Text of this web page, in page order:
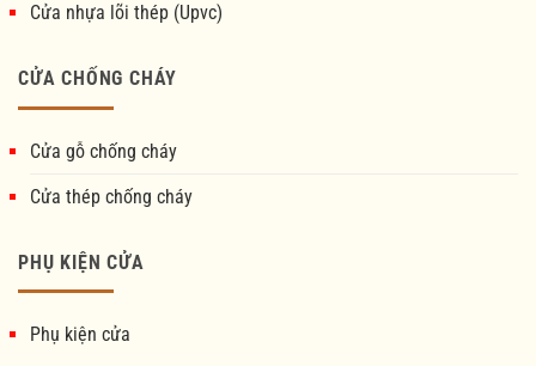
Cửa nhựa lõi thép (Upvc)
CỬA CHỐNG CHÁY
Cửa gỗ chống cháy
Cửa thép chống cháy
PHỤ KIỆN CỬA
Phụ kiện cửa